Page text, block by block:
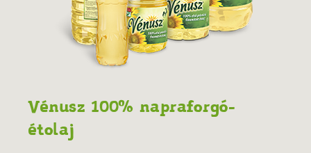
Vénusz 100% napraforgó-
étolaj